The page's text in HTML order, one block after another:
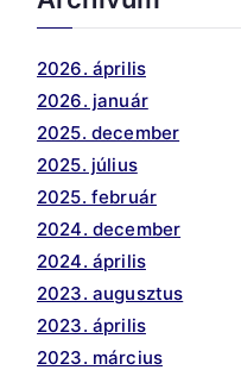
2026. április
2026. január
2025. december
2025. július
2025. február
2024. december
2024. április
2023. augusztus
2023. április
2023. március